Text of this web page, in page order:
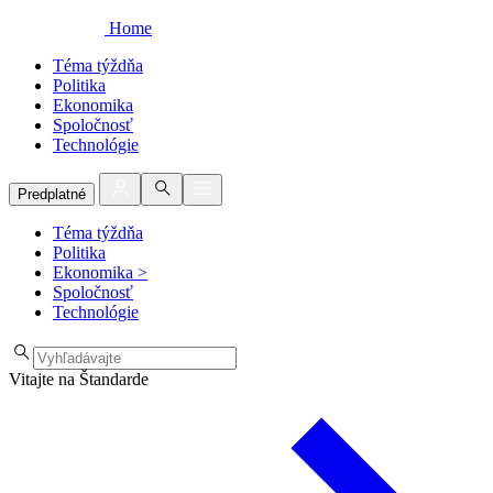
Home
Téma týždňa
Politika
Ekonomika
Spoločnosť
Technológie
Predplatné
Téma týždňa
Politika
Ekonomika >
Spoločnosť
Technológie
Vitajte na Štandarde